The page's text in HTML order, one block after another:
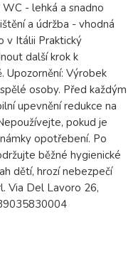
- lehká a snadno
a údržba - vhodná
v Itálii Praktický
další krok k
Upozornění: Výrobek
osoby. Před každým
upevnění redukce na
pokud je
opotřebení. Po
běžné hygienické
dětí, hrozí nebezpečí
Via Del Lavoro 26,